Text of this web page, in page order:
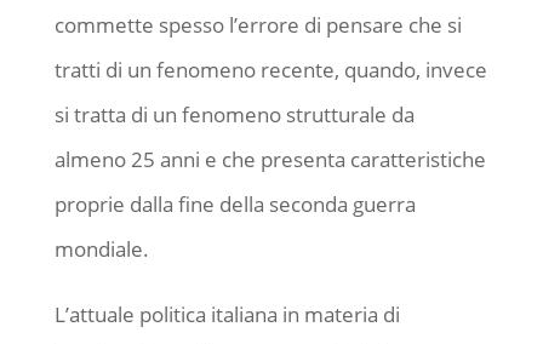
commette spesso l’errore di pensare che si
tratti di un fenomeno recente, quando, invece
si tratta di un fenomeno strutturale da
almeno 25 anni e che presenta caratteristiche
proprie dalla fine della seconda guerra
mondiale.
L’attuale politica italiana in materia di